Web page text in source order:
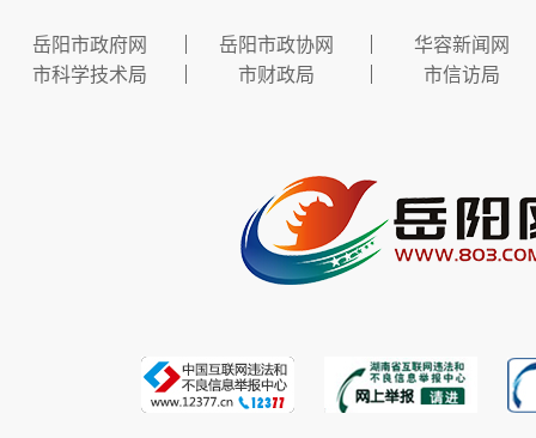
岳阳市政府网 岳阳市政协网
华容新闻网
市科学技术局
市财政局 市信访局